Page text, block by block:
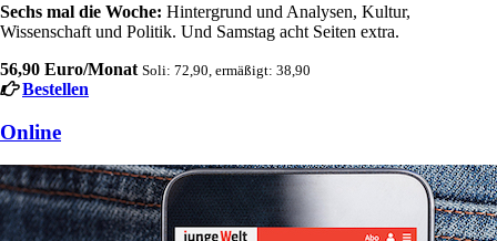
Sechs mal die Woche: Hintergrund und Analysen, Kultur,
Wissenschaft und Politik. Und Samstag acht Seiten extra.
56,90 Euro/Monat Soli: 72,90, ermäßigt: 38,90
Bestellen
Online